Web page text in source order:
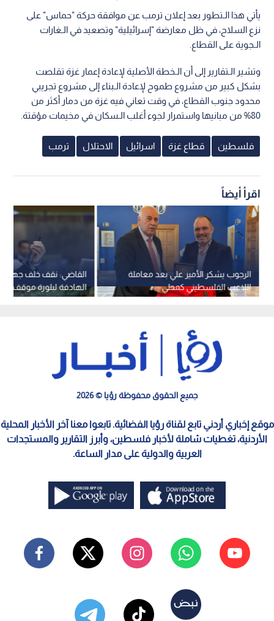
يأتي هذا الـتطور بعد إعلان ترمب عن موافقة حركة "حماس" على
نزع السلاح، في ظل معارضة "إسرائيلية" وتصعيد في الـغارات
الـجوية على القطاع.
وتشير الـتقارير إلى أن الـخطة الأصلية لإعادة إعمار غزة تقلصت
بشكل كبير من مشروع طموح لإعادة الـبناء إلى مشروع تجريبي
محدود جنوب القطاع، في وقت تعاني فيه غزة من دمار أكثر من
80% من مبانيها واستمرار لجوء أغلب الـسكان في مخيمات مؤقتة.
فلسطين قطاع غزة اسرائيل الاحتلال ترمب
اقرأ أيضاً
القاضي: نقف خلف جهود
الهادفة لبلورة موقف
يوقف انتهاكات الاحتلال
الرجوب يشكر الأمير علي بعد معاملة
اللاعب الفلسطيني كمحلي
جميع الحقوق محفوظة رؤيا © 2026
موقع إخباري أردني تابع لقناة رؤيا الفضائية. تابعوا معنا آخر الأخبار المحلية
الأردنية، تغطيات شاملة لأخبار فلسطين، وأبرز التقارير والمستجدات
العربية والدولية على مدار الساعة.